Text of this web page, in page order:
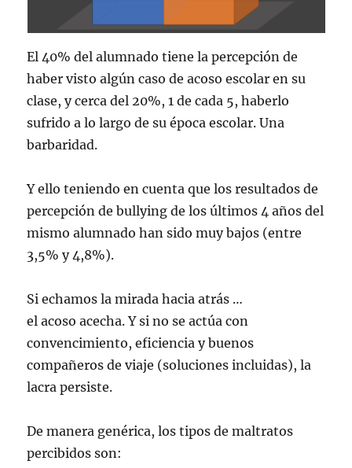
El 40% del alumnado tiene la percepción de
haber visto algún caso de acoso escolar en su
clase, y cerca del 20%, 1 de cada 5, haberlo
sufrido a lo largo de su época escolar. Una
barbaridad.
Y ello teniendo en cuenta que los resultados de
percepción de bullying de los últimos 4 años del
mismo alumnado han sido muy bajos (entre
3,5% y 4,8%).
Si echamos la mirada hacia atrás …
el acoso acecha. Y si no se actúa con
convencimiento, eficiencia y buenos
compañeros de viaje (soluciones incluidas), la
lacra persiste.
De manera genérica, los tipos de maltratos
percibidos son: